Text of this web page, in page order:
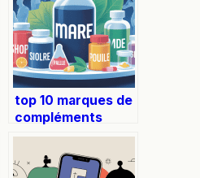
top 10 marques de
compléments
alimentaires
sportifs à
connaître en 2025